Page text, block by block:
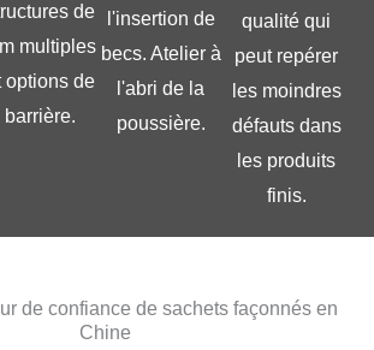
de
multiples
options de
barrière.
l'insertion de
becs. Atelier à
l'abri de la
poussière.
qualité qui
peut repérer
les moindres
défauts dans
les produits
finis.
de confiance de sachets façonnés en
Chine